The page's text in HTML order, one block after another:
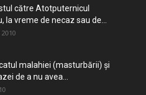
către Atotputernicul
la vreme de necaz sau de...
malahiei (masturbării) şi
de a nu avea...